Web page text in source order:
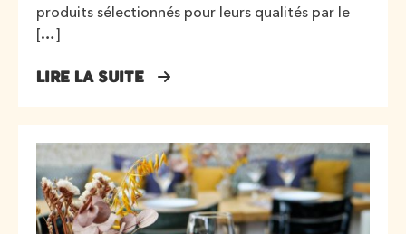
produits sélectionnés pour leurs qualités par le
[…]
LIRE LA SUITE